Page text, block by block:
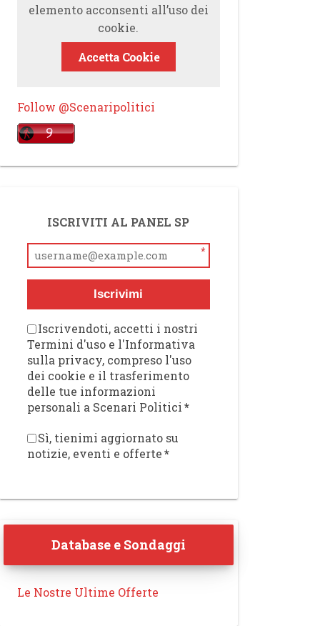
elemento acconsenti all’uso dei
cookie.
Accetta Cookie
Follow @Scenaripolitici
ISCRIVITI AL PANEL SP
*
Iscrivimi
Iscrivendoti, accetti i nostri
Termini d'uso e l'Informativa
sulla privacy, compreso l'uso
dei cookie e il trasferimento
delle tue informazioni
personali a Scenari Politici*
Sì, tienimi aggiornato su
notizie, eventi e offerte*
Database e Sondaggi
Le Nostre Ultime Offerte